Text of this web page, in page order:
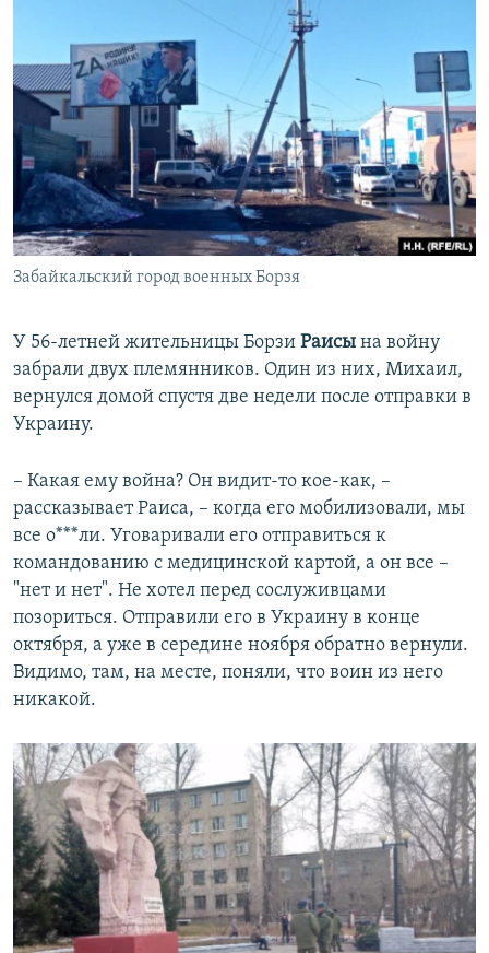
Забайкальский город военных Борзя
У 56-летней жительницы Борзи Раисы на войну
забрали двух племянников. Один из них, Михаил,
вернулся домой спустя две недели после отправки в
Украину.
– Какая ему война? Он видит-то кое-как, –
рассказывает Раиса, – когда его мобилизовали, мы
все о***ли. Уговаривали его отправиться к
командованию с медицинской картой, а он все –
"нет и нет". Не хотел перед сослуживцами
позориться. Отправили его в Украину в конце
октября, а уже в середине ноября обратно вернули.
Видимо, там, на месте, поняли, что воин из него
никакой.